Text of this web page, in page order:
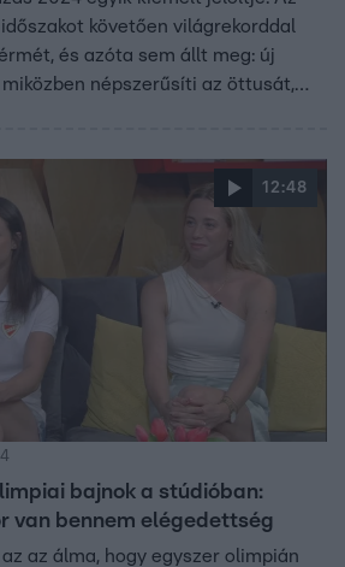
követően világrekorddal
és azóta sem állt meg: új
népszerűsíti az öttusát,
12:48
bajnok a stúdióban:
van bennem elégedettség
az álma, hogy egyszer olimpián